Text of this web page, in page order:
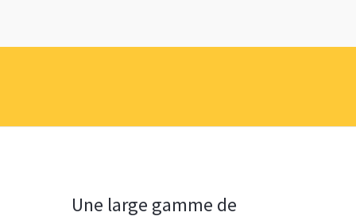
1,10 €
Une large gamme de